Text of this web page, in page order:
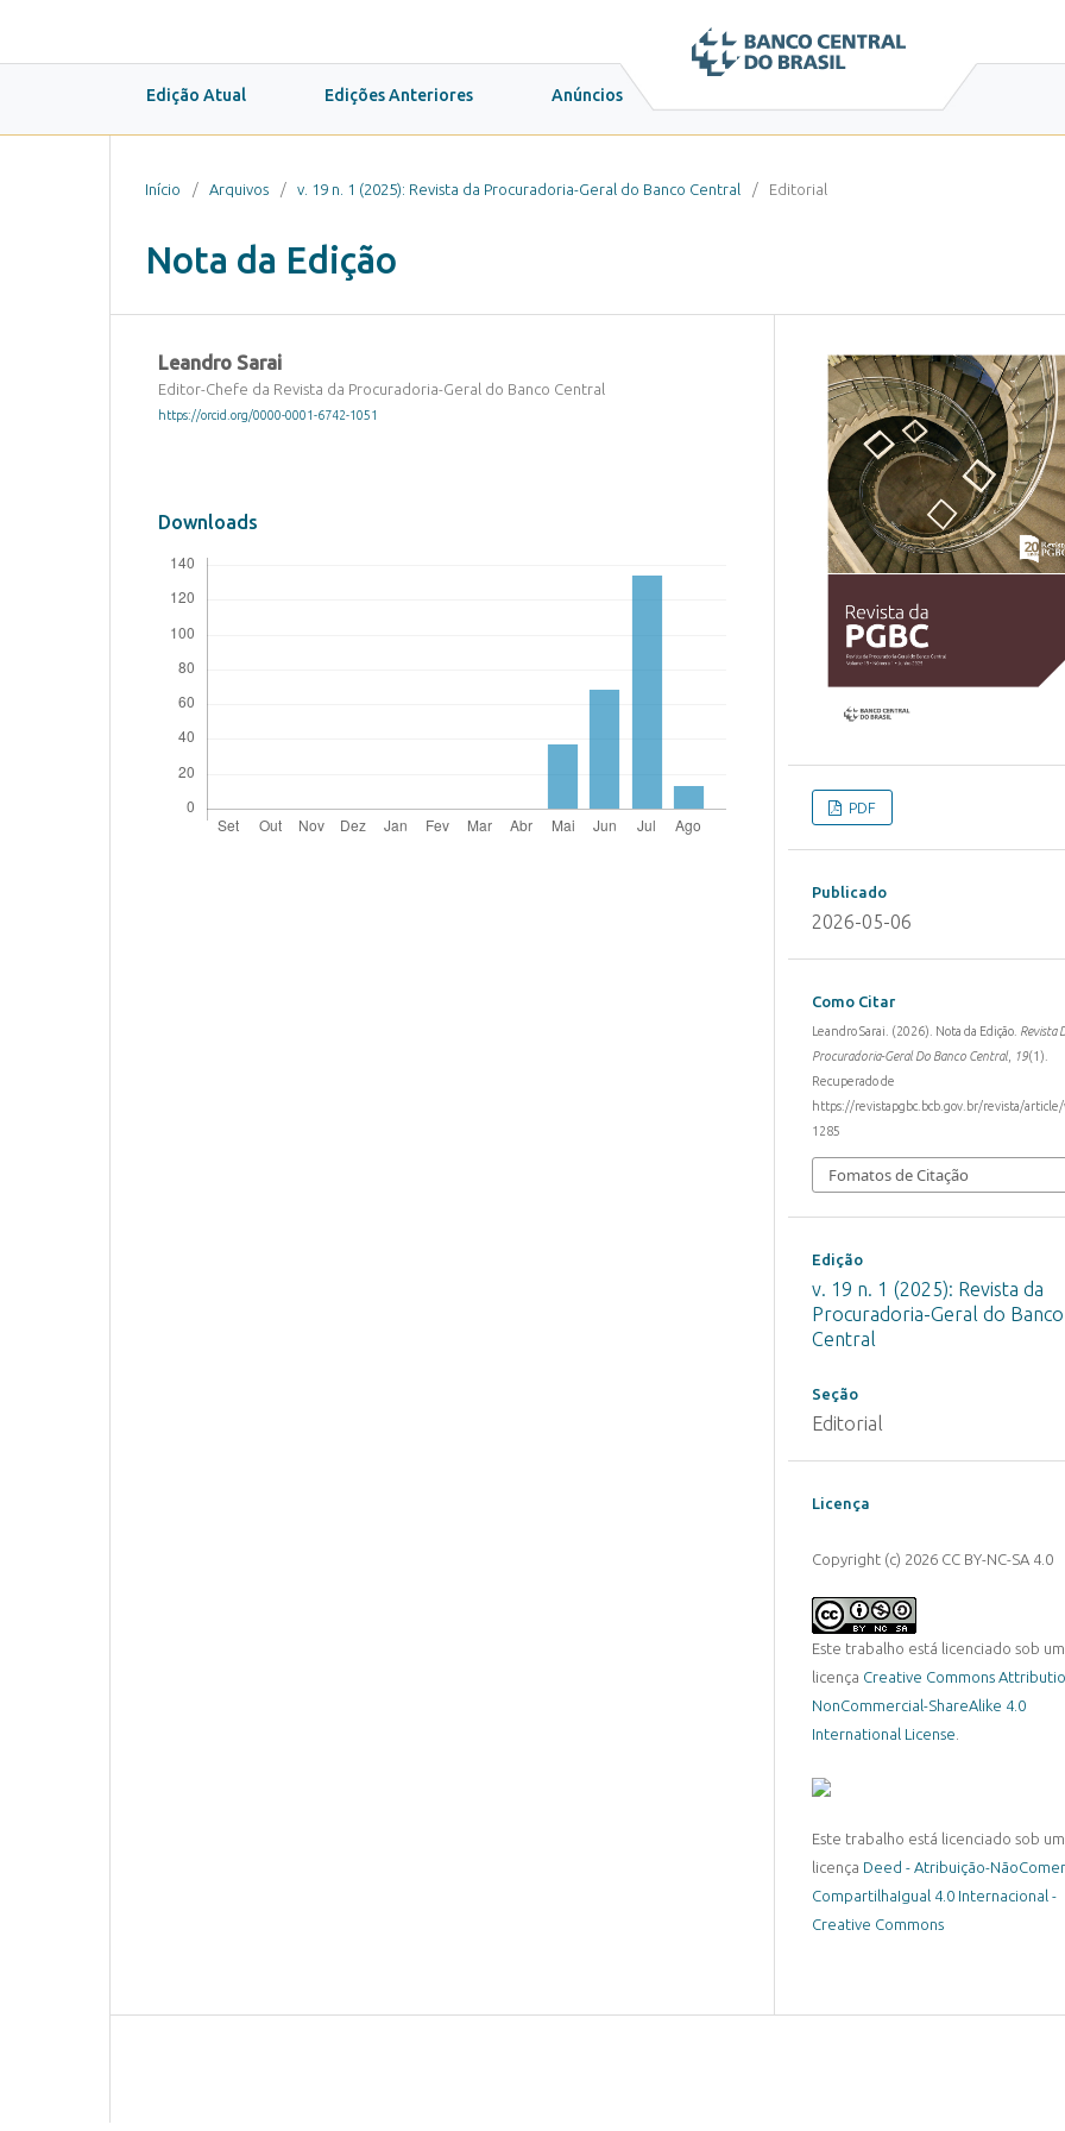
Edição Atual Edições Anteriores Anúncios
Início / Arquivos / v. 19 n. 1 (2025): Revista da Procuradoria-Geral do Banco Central / Editorial
Nota da Edição
Leandro Sarai
Editor-Chefe da Revista da Procuradoria-Geral do Banco Central
https://orcid.org/0000-0001-6742-1051
Downloads
PDF
Publicado
2026-05-06
Como Citar
Leandro Sarai. (2026). Nota da Edição. Revista
Procuradoria-Geral Do Banco Central, 19(1).
Recuperado de
https://revistapgbc.bcb.gov.br/revista/
1285
Fomatos de Citação
Edição
v. 19 n. 1 (2025): Revista da
Procuradoria-Geral do Banco
Central
Seção
Editorial
Licença
Copyright (c) 2026 CC BY-NC-SA 4.0
Este trabalho está licenciado sob
licença Creative Commons
NonCommercial-ShareAlike 4.0
International License
Este trabalho está licenciado sob
licença Deed - Atribuição-
CompartilhaIgual 4.0 Internacional -
Creative Commons